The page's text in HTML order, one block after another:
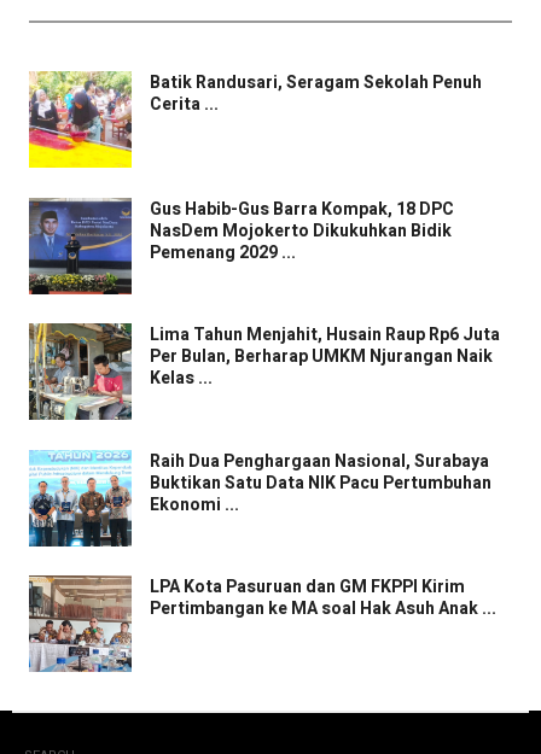
Batik Randusari, Seragam Sekolah Penuh
Cerita ...
Gus Habib-Gus Barra Kompak, 18 DPC
NasDem Mojokerto Dikukuhkan Bidik
Pemenang 2029 ...
Lima Tahun Menjahit, Husain Raup Rp6 Juta
Per Bulan, Berharap UMKM Njurangan Naik
Kelas ...
Raih Dua Penghargaan Nasional, Surabaya
Buktikan Satu Data NIK Pacu Pertumbuhan
Ekonomi ...
LPA Kota Pasuruan dan GM FKPPI Kirim
Pertimbangan ke MA soal Hak Asuh Anak ...